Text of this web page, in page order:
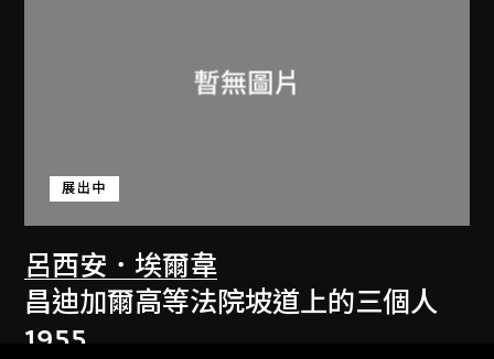
呂西安．埃爾韋
展出中
昌迪加爾高等法院坡道上的三個人
1955